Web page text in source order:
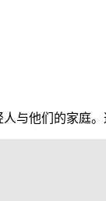
与他们的家庭